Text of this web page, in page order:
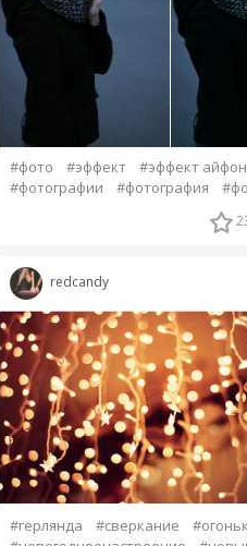
#фото #эффект #эффект
#фотографии
#фотография
redcandy
#герлянда #сверкание